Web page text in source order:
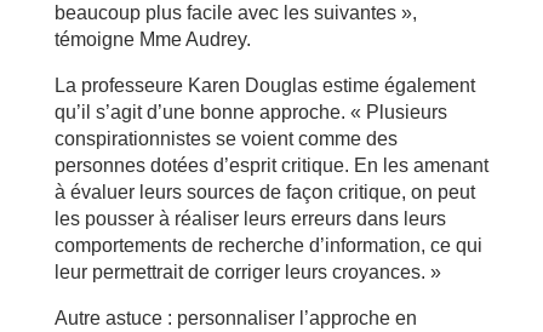
beaucoup plus facile avec les suivantes »,
témoigne Mme Audrey.
La professeure Karen Douglas estime également
qu’il s’agit d’une bonne approche. « Plusieurs
conspirationnistes se voient comme des
personnes dotées d’esprit critique. En les amenant
à évaluer leurs sources de façon critique, on peut
les pousser à réaliser leurs erreurs dans leurs
comportements de recherche d’information, ce qui
leur permettrait de corriger leurs croyances. »
Autre astuce : personnaliser l’approche en